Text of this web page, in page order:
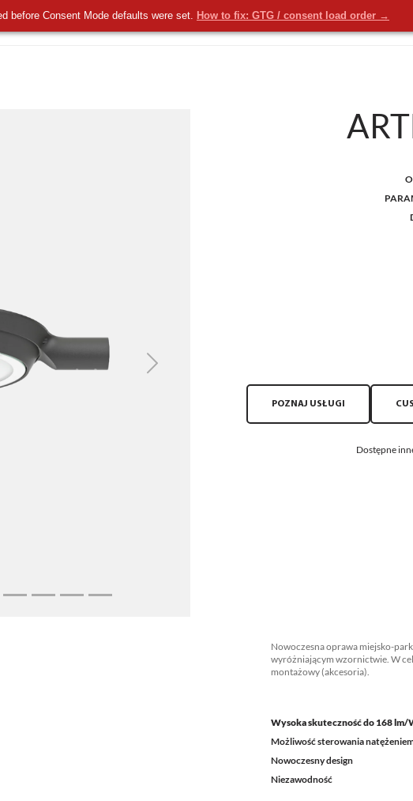
before Consent Mode defaults were set. How to fix: GTG / consent load order →
KOMERCYJNE
Next
POZNAJ USŁUGI
Dostępne
Nowoczesna oprawa miejsko-
wyróżniającym wzornictwie. W
montażowy (akcesoria).
Wysoka skuteczność do 168 lm/
Możliwość sterowania
Nowoczesny design
Niezawodność